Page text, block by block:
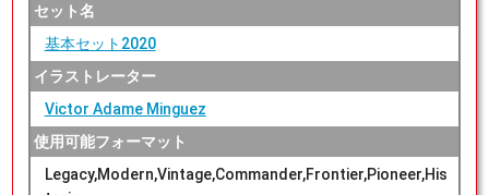
セット名
基本セット2020
イラストレーター
Victor Adame Minguez
使用可能フォーマット
Legacy,Modern,Vintage,Commander,Frontier,Pioneer,His